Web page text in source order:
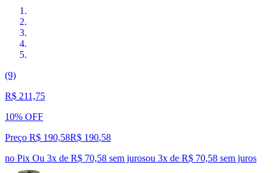
(9)
R$ 211,75
10% OFF
Preço R$ 190,58R$ 190,58
no Pix Ou 3x de R$ 70,58 sem jurosou 3x de R$ 70,58 sem juros